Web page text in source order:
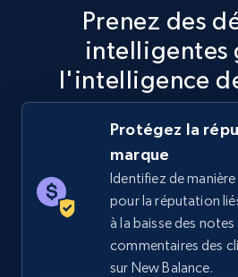
5.6K+
TikTok Shop
URL, Title, Available,
price, Final price, Discount
668+
Prenez des
intelligentes
l'intelligence
Protégez la
marque
Identifiez de
pour la réputation
à la baisse des notes
commentaires des
sur New Balance.